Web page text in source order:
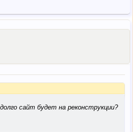
сайт будет на реконструкции?